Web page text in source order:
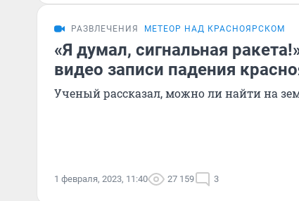
РАЗВЛЕЧЕНИЯ МЕТЕОР НАД КРАСНОЯРСКОМ
«Я думал, сигнальная
видео записи падения
Ученый рассказал, можно ли найти на
1 февраля, 2023, 11:40 27 159 3